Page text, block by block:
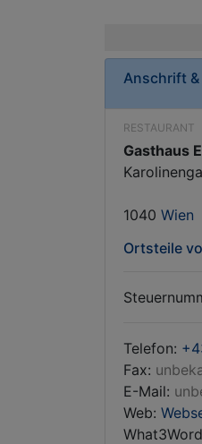
Anschrift
RESTAURANT
Gasthaus
1040 Wien
Ortsteile
Telefon:
Fax:
E-Mail:
Web: